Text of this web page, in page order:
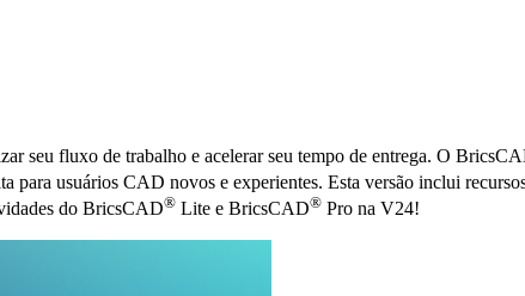
seu fluxo de trabalho e acelerar seu tempo de entrega. O
para usuários CAD novos e experientes. Esta versão inclui
do BricsCAD® Lite e BricsCAD® Pro na V24!